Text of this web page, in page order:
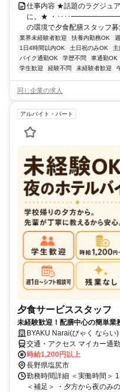
仕事内容 ★話題のラグジュ
に。★ ・････
の環境で夕食配膳スタ
業界未経験者歓迎 扶養内勤務OK
1日4時間以内OK
土日祝のみOK
バイク通勤OK
学歴不問 車通勤OK
学生歓迎
経験不問 未経験者歓迎
同じ企業の求人
アルバイト・パート
夕食サービススタッフ
未経験歓迎！配膳中心の簡単業
BYAKU Narai(びゃく ならい)
交通・アクセス マイカー通
井駅」より徒歩5分
時給1,200円以上
長野県塩尻市
勤務時間詳細 ＜実働時間＞
＜補足＞ ・夕方から夜のみ